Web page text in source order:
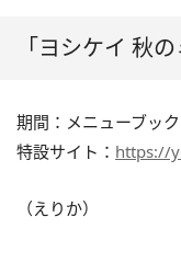
「ヨシケイ 秋
期間：メニューブッ
特設サイト： https://
（えりか）